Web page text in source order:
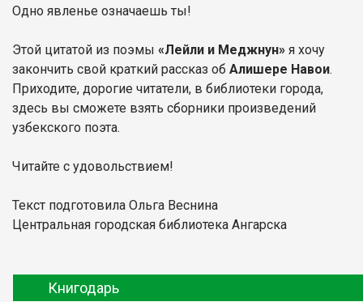
Одно явленье означаешь ты!
Этой цитатой из поэмы «Лейли и Меджнун» я хочу
закончить свой краткий рассказ об Алишере Навои.
Приходите, дорогие читатели, в библиотеки города,
здесь вы сможете взять сборники произведений
узбекского поэта.
Читайте с удовольствием!
Текст подготовила Ольга Веснина
Центральная городская библиотека Ангарска
Книгодарь